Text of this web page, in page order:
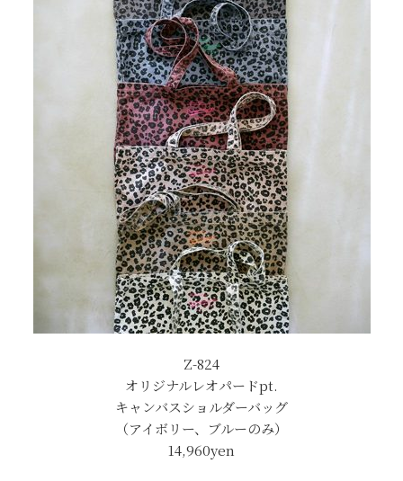
Z-824
オリジナルレオパードpt.
キャンバスショルダーバッグ
（アイボリー、ブルーのみ）
14,960yen